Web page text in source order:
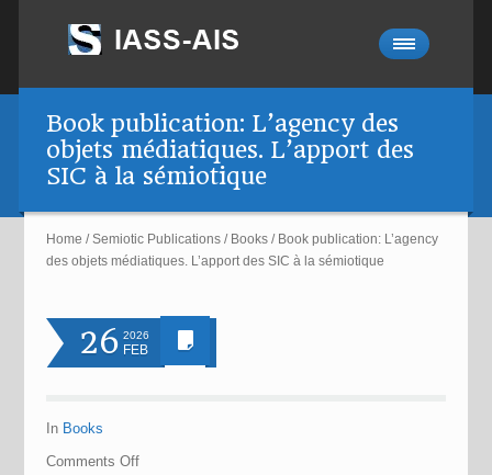
Book publication: L’agency des
objets médiatiques. L’apport des
SIC à la sémiotique
Home /Semiotic Publications / Books / Book publication: L’agency
des objets médiatiques. L’apport des SIC à la sémiotique
26 2026
FEB
In Books
CommentsOff